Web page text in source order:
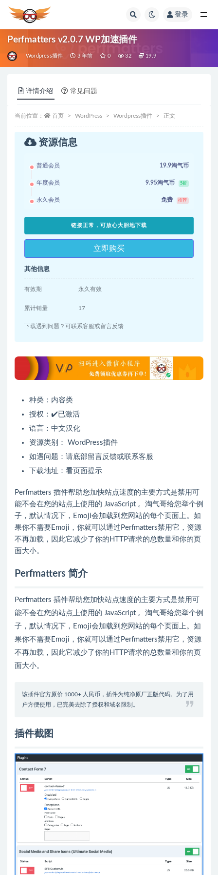
登录
Perfmatters v2.0.7 WP加速插件
Wordpress插件 3 年前 0 32 19.9
详情介绍 常见问题
当前位置： 首页 WordPress Wordpress插件 正文
资源信息
普通会员 19.9淘气币
年度会员 9.95淘气币 5折
永久会员 免费 推荐
链接正常，可放心大胆地下载
立即购买
其他信息
有效期 永久有效
累计销量 17
下载遇到问题？可联系客服或留言反馈
种类：内容类
授权：✔️已激活
语言：中文汉化
资源类别： WordPress插件
如遇问题：请底部留言反馈或联系客服
下载地址：看页面提示
Perfmatters 插件帮助您加快站点速度的主要方式是禁用可
能不会在您的站点上使用的 JavaScript 。淘气哥给您举个例
子，默认情况下，Emoji会加载到您网站的每个页面上。如
果你不需要Emoji，你就可以通过Perfmatters禁用它，资源
不再加载，因此它减少了你的HTTP请求的总数量和你的页
面大小。
Perfmatters 简介
Perfmatters 插件帮助您加快站点速度的主要方式是禁用可
能不会在您的站点上使用的 JavaScript 。淘气哥给您举个例
子，默认情况下，Emoji会加载到您网站的每个页面上。如
果你不需要Emoji，你就可以通过Perfmatters禁用它，资源
不再加载，因此它减少了你的HTTP请求的总数量和你的页
面大小。
该插件官方原价 1000+ 人民币，插件为纯净原厂正版代码。为了用
户方便使用，已完美去除了授权和域名限制。
插件截图